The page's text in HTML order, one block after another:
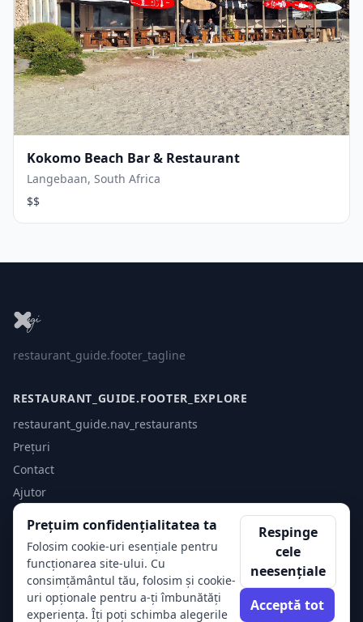
Kokomo Beach Bar & Restaurant
Langebaan, South Africa
$$
restaurant_guide.footer_tagline
RESTAURANT_GUIDE.FOOTER_EXPLORE
restaurant_guide.nav_restaurants
Prețuri
Contact
Ajutor
RESTAURANT_GUIDE.FOOTER_ACCOUNT
Log in
Începeți
Prețuim confidențialitatea ta
Folosim cookie-uri esențiale pentru
funcționarea site-ului. Cu
consimțământul tău, folosim și cookie-
uri opționale pentru a-ți îmbunătăți
experiența. Îți poți schimba alegerile
Respinge
cele
neesențiale
Acceptă tot